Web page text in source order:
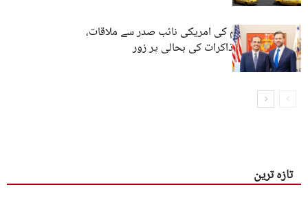
قطری وزیرِ اعظم کی امریکی نائب صدر سے ملاقات،
ایران کے ساتھ مذاکرات کی بحالی پر زور
تازہ ترین